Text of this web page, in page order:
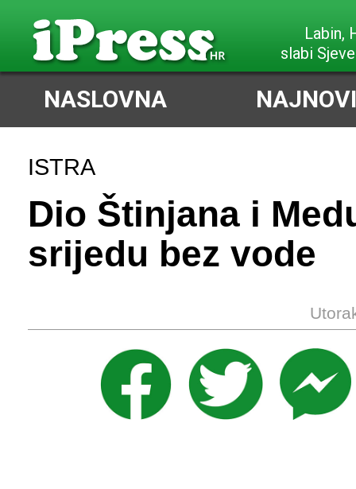
Labin,
slabi
NASLOVNA
ISTRA
Dio Štinjana i
srijedu bez vode